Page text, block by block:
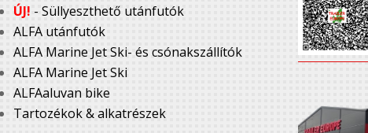
ÚJ! - Süllyeszthető utánfutók
ALFA utánfutók
ALFA Marine Jet Ski- és csónakszállítók
ALFA Marine Jet Ski
ALFAaluvan bike
Tartozékok & alkatrészek